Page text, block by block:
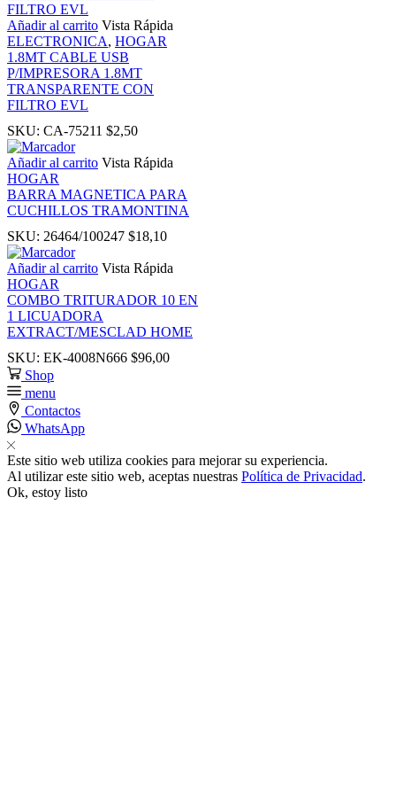
panel
panel
al
panel
Añadir al carrito Vista Rápida
ELECTRONICA, HOGAR
1.8MT CABLE USB
P/IMPRESORA 1.8MT
TRANSPARENTE CON
FILTRO EVL
SKU: CA-75211 $2,50
Añadir al carrito Vista Rápida
HOGAR
BARRA MAGNETICA PARA
CUCHILLOS TRAMONTINA
SKU: 26464/100247 $18,10
Añadir al carrito Vista Rápida
HOGAR
COMBO TRITURADOR 10 EN
1 LICUADORA
EXTRACT/MESCLAD HOME
SKU: EK-4008N666 $96,00
Shop
menu
Contactos
WhatsApp
Este sitio web utiliza cookies para mejorar su experiencia.
Al utilizar este sitio web, aceptas nuestras Política de Privacidad.
Ok, estoy listo